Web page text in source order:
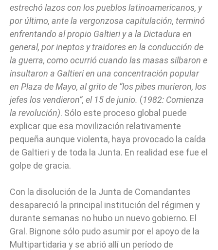
estrechó lazos con los pueblos latinoamericanos, y
por último, ante la vergonzosa capitulación, terminó
enfrentando al propio Galtieri y a la Dictadura en
general, por ineptos y traidores en la conducción de
la guerra, como ocurrió cuando las masas silbaron e
insultaron a Galtieri en una concentración popular
en Plaza de Mayo, al grito de “los pibes murieron, los
jefes los vendieron”, el 15 de junio. (1982: Comienza
la revolución). Sólo este proceso global puede
explicar que esa movilización relativamente
pequeña aunque violenta, haya provocado la caída
de Galtieri y de toda la Junta. En realidad ese fue el
golpe de gracia.
Con la disolución de la Junta de Comandantes
desapareció la principal institución del régimen y
durante semanas no hubo un nuevo gobierno. El
Gral. Bignone sólo pudo asumir por el apoyo de la
Multipartidaria y se abrió allí un período de